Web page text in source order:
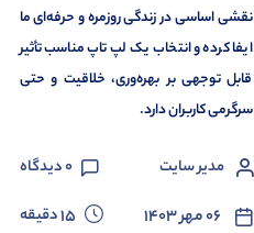
نقشی اساسی در زندگی روزمره و حرفه‌ای ما
ایفا کرده و انتخاب یک لپ تاپ مناسب تأثیر
قابل توجهی بر بهره‌وری، خلاقیت و حتی
سرگرمی کاربران دارد.
مدیر سایت 0دیدگاه
۰۶ مهر ۱۴۰۳ 15دقیقه